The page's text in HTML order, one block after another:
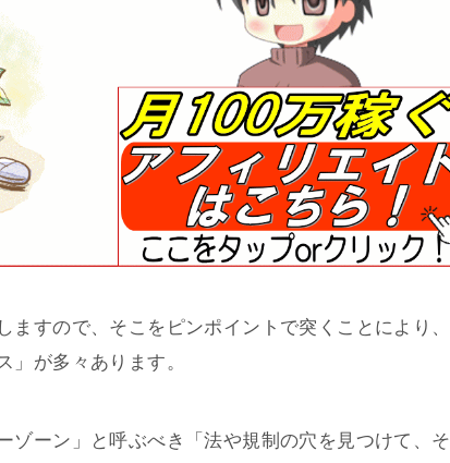
すので、そこをピンポイントで突くことにより、
」が多々あります。
ゾーン」と呼ぶべき「法や規制の穴を見つけて、そ